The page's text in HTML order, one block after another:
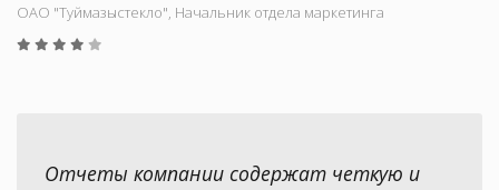
ОАО "Туймазыстекло", Начальник отдела маркетинга
Отчеты компании содержат четкую и